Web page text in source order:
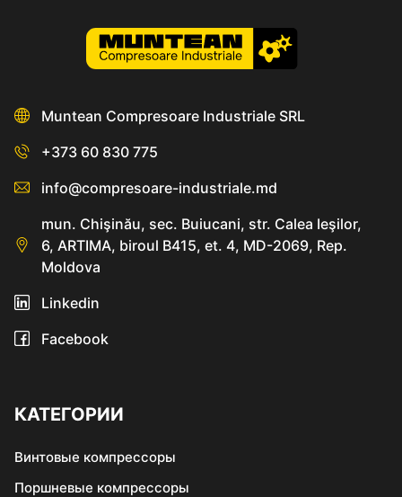
Muntean Compresoare Industriale SRL
+373 60 830 775
info@compresoare-industriale.md
mun. Chişinău, sec. Buiucani, str. Calea Ieşilor,
6, ARTIMA, biroul B415, et. 4, MD-2069, Rep.
Moldova
Linkedin
Facebook
КАТЕГОРИИ
Винтовые компрессоры
Поршневые компрессоры